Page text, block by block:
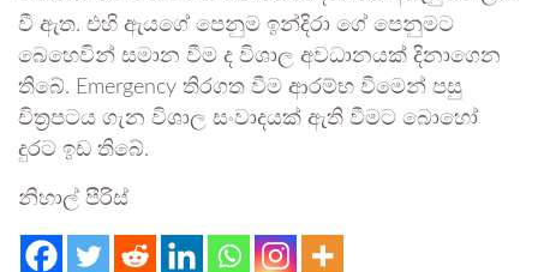
වී ඇත. එහි ඇයගේ පෙනුම ඉන්දිරා ගේ පෙනුමට
බෙහෙවින් සමාන වීම ද විශාල අවධානයක් දිනාගෙන
තිබේ. Emergency තිරගත වීම ආරම්භ වීමෙන් පසු
චිත්‍රපටය ගැන විශාල සංවාදයක් ඇති වීමට බොහෝ
දුරට ඉඩ තිබේ.
නිහාල් පීරිස්